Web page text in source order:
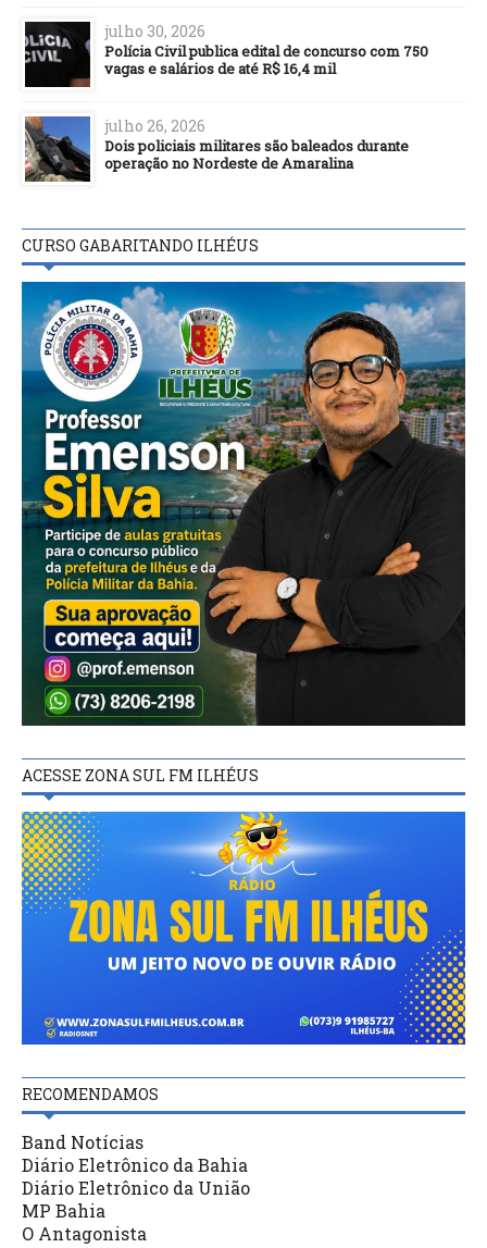
julho 30, 2026
Polícia Civil publica edital de concurso com 750
vagas e salários de até R$ 16,4 mil
julho 26, 2026
Dois policiais militares são baleados durante
operação no Nordeste de Amaralina
CURSO GABARITANDO ILHÉUS
ACESSE ZONA SUL FM ILHÉUS
RECOMENDAMOS
Band Notícias
Diário Eletrônico da Bahia
Diário Eletrônico da União
MP Bahia
O Antagonista